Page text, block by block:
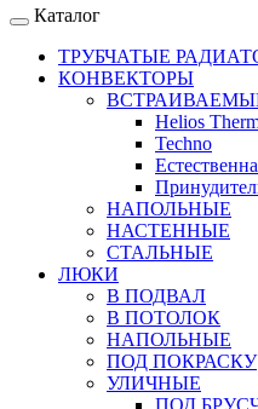
Каталог
ТРУБЧАТЫЕ
КОНВЕКТОРЫ
Helios
Techno
НАПОЛЬНЫЕ
НАСТЕННЫЕ
СТАЛЬНЫЕ
ЛЮКИ
В ПОДВАЛ
В ПОТОЛОК
НАПОЛЬНЫЕ
ПОД ПОКРАСКУ
УЛИЧНЫЕ